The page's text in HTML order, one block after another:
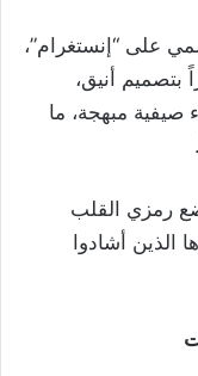
على “إنستغرام”،
أنيق،
مبهجة، ما
رمزي القلب
الذين أشادوا